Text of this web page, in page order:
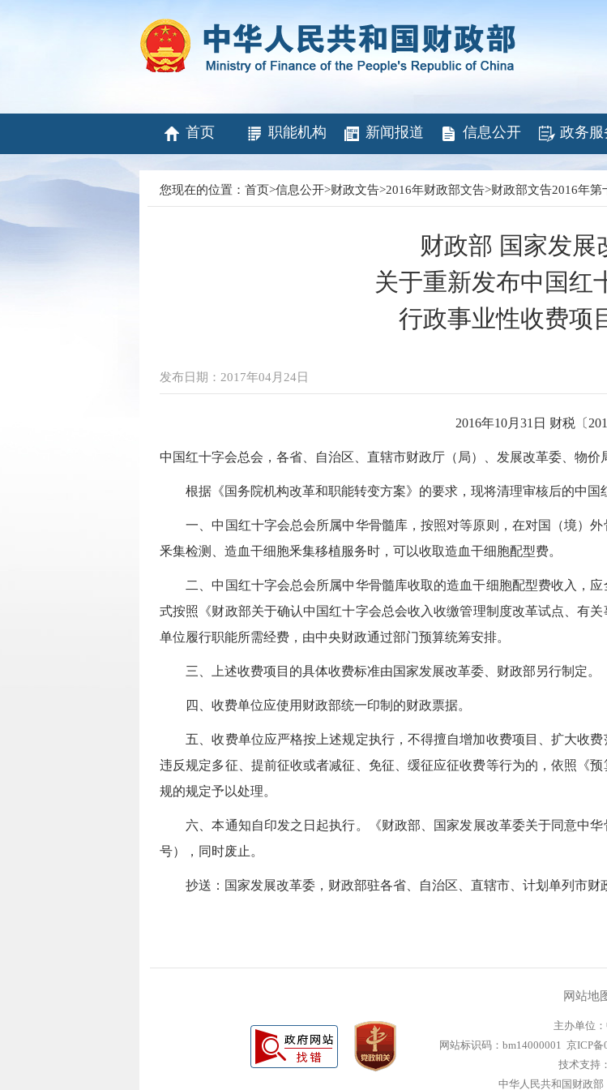
首页 职能机构 新闻报道 信息公开 政务服
您现在的位置： 首页>信息公开>财政文告>2016年财政部文告>财政部文告2016年第
财政部 国家发展
关于重新发布中国红
行政事业性收费项
发布日期：2017年04月24日
2016年10月31日 财税〔
中国红十字会总会，各省、自治区、直辖市财政厅（局）、发展改革委、物价
根据《国务院机构改革和职能转变方案》的要求，现将清理审核后的中国
一、中国红十字会总会所属中华骨髓库，按照对等原则，在对国（境）外
釆集检测、造血干细胞釆集移植服务时，可以收取造血干细胞配型费。
二、中国红十字会总会所属中华骨髓库收取的造血干细胞配型费收入，应
式按照《财政部关于确认中国红十字会总会收入收缴管理制度改革试点、有
单位履行职能所需经费，由中央财政通过部门预算统筹安排。
三、上述收费项目的具体收费标准由国家发展改革委、财政部另行制定。
四、收费单位应使用财政部统一印制的财政票据。
五、收费单位应严格按上述规定执行，不得擅自增加收费项目、扩大收费
违反规定多征、提前征收或者减征、免征、缓征应征收费等行为的，依照《
规的规定予以处理。
六、本通知自印发之日起执行。《财政部、国家发展改革委关于同意中华
号），同时废止。
抄送：国家发展改革委，财政部驻各省、自治区、直辖市、计划单列市财
网站地
主办单位
网站标识码：bm14000001 京ICP备
技术支持
中华人民共和国财政